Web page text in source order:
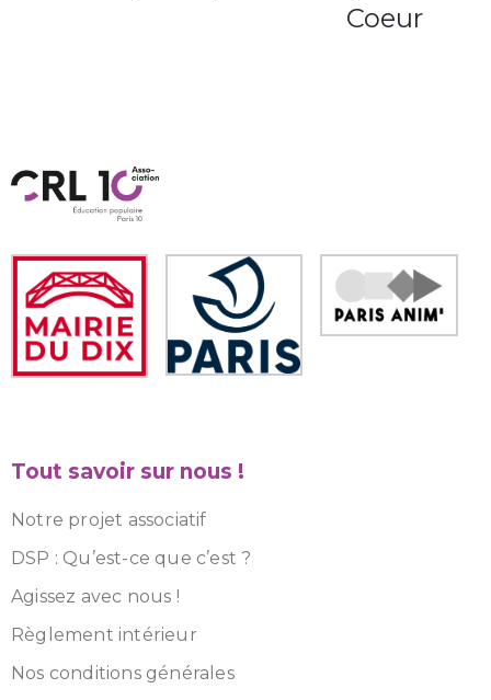
Coeur
Tout savoir sur nous !
Notre projet associatif
DSP : Qu’est-ce que c’est ?
Agissez avec nous !
Règlement intérieur
Nos conditions générales